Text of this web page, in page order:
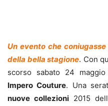
Un evento che coniugasse
della bella stagione. Con
scorso sabato 24
Impero Couture. Una
nuove collezioni 2015